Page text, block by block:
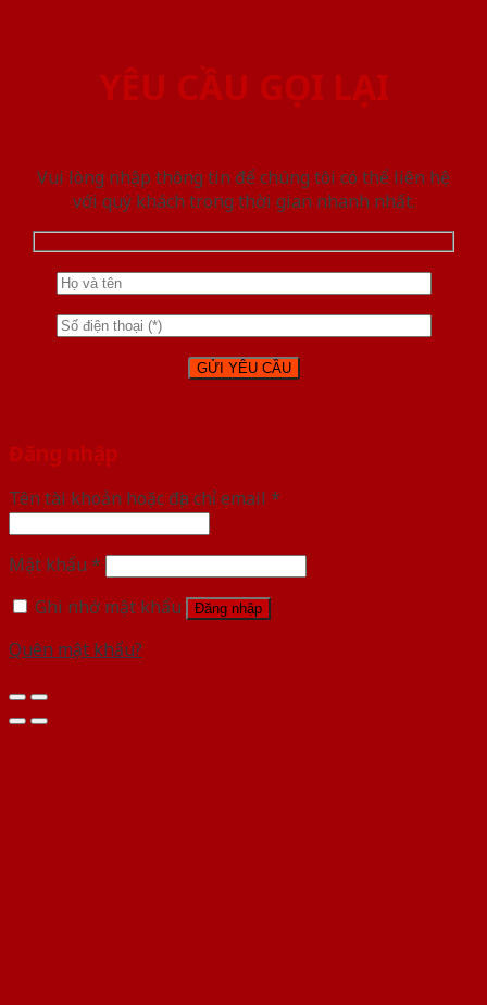
YÊU CẦU GỌI LẠI
Vui lòng nhập thông tin để chúng tôi có thể liên hệ
với quý khách trong thời gian nhanh nhất.
Đăng nhập
Tên tài khoản hoặc địa chỉ email *
Mật khẩu *
Ghi nhớ mật khẩu
Đăng nhập
Quên mật khẩu?